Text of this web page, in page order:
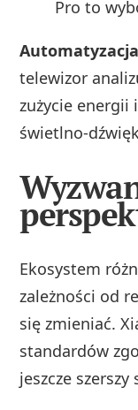
Pro to
telewizor
zużycie energii
świetlno-
Ekosystem
zależności od
się zmieniać.
standardów
jeszcze